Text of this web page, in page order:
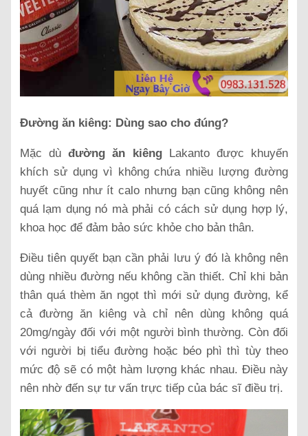
Đường ăn kiêng: Dùng sao cho đúng?
Mặc dùđường ăn kiêngLakanto được khuyến
khích sử dụng vì không chứa nhiều lượng đường
huyết cũng như ít calo nhưng bạn cũng không nên
quá lạm dụng nó mà phải có cách sử dụng hợp lý,
khoa học để đảm bảo sức khỏe cho bản thân.
Điều tiên quyết bạn cần phải lưu ý đó là không nên
dùng nhiều đường nếu không cần thiết. Chỉ khi bản
thân quá thèm ăn ngọt thì mới sử dụng đường, kể
cả đường ăn kiêng và chỉ nên dùng không quá
20mg/ngày đối với một người bình thường. Còn đối
với người bị tiểu đường hoặc béo phì thì tùy theo
mức độ sẽ có một hàm lượng khác nhau. Điều này
nên nhờ đến sự tư vấn trực tiếp của bác sĩ điều trị.